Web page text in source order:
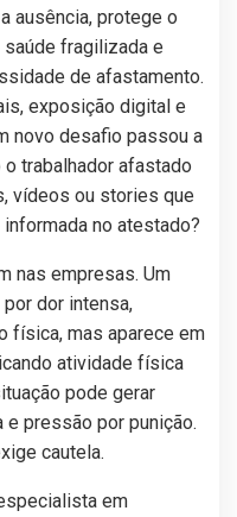
ausência, protege o
fragilizada e
de afastamento.
exposição digital e
novo desafio passou a
o trabalhador afastado
vídeos ou stories que
no atestado?
nas empresas. Um
dor intensa,
física, mas aparece em
atividade física
pode gerar
e pressão por punição.
cautela.
em